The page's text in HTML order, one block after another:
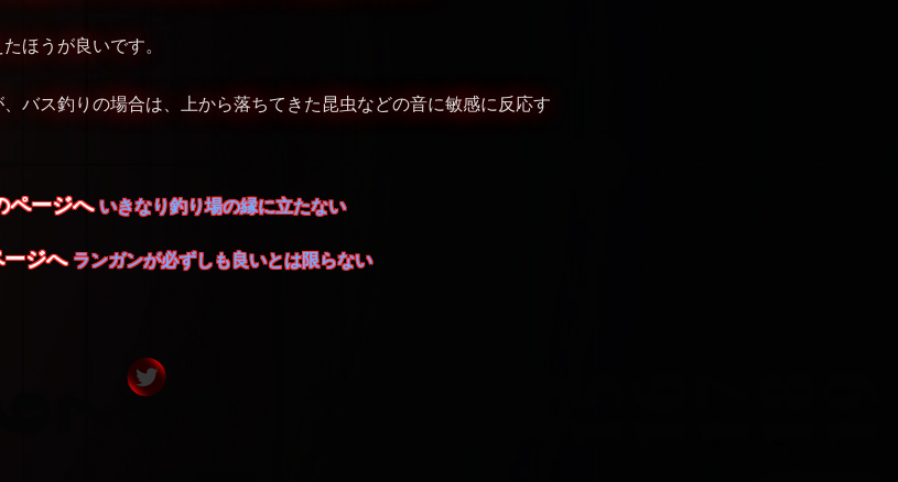
ほうが良いです。
バス釣りの場合は、上から落ちてきた昆虫などの音に敏感に反応す
ページへいきなり釣り場の縁に立たない
ージへランガンが必ずしも良いとは限らない